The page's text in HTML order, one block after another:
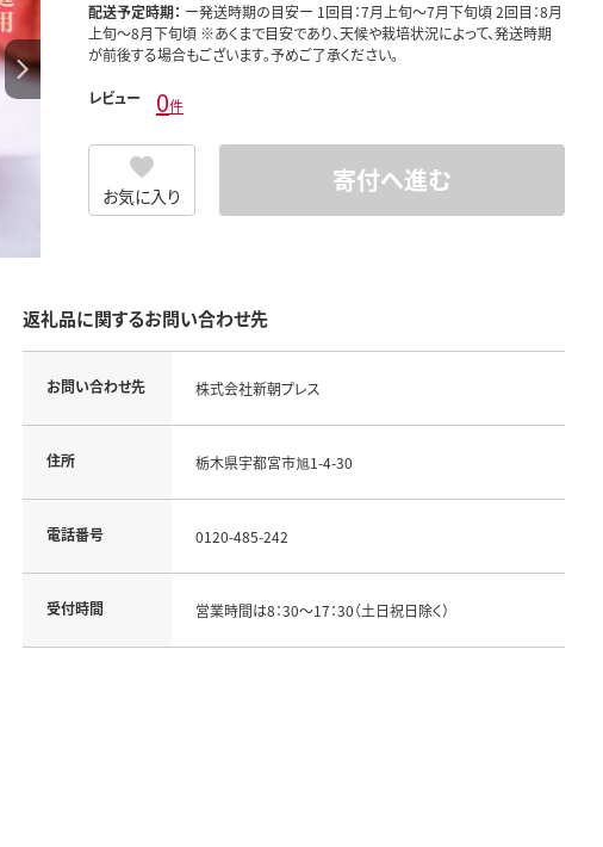
配送予定時期： ー発送時期の目安ー 1回目：7月上旬～7月下旬頃 2回目：8月
上旬～8月下旬頃 ※あくまで目安であり、天候や栽培状況によって、発送時期
が前後する場合もございます。予めご了承ください。
レビュー 0件
お気に入り 寄付へ進む
返礼品に関するお問い合わせ先
お問い合わせ先 株式会社新朝プレス
住所 栃木県宇都宮市旭1-4-30
電話番号 0120-485-242
受付時間 営業時間は8：30～17：30（土日祝日除く）